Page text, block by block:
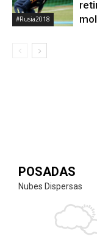
#Rusia2018
POSADAS
Nubes Dispersas